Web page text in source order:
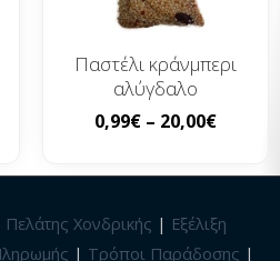
Παστέλι κράνμπερι
αλύγδαλο
0,99€ – 20,00€
Πελάτης Χονδρικής | Εξέλιξη
| Τρόποι Παράδοσης |